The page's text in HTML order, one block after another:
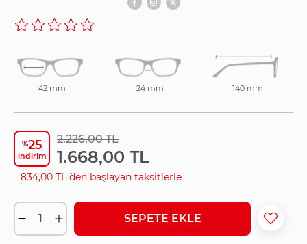
42 mm 24 mm 140 mm
%25
i̇ndirim
2.226,00 TL
1.668,00 TL
834,00 TL `den başlayan taksitlerle